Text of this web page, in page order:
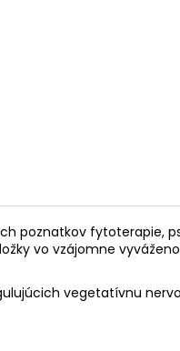
poznatkov fytoterapie,
vo vzájomne
vegetatívnu